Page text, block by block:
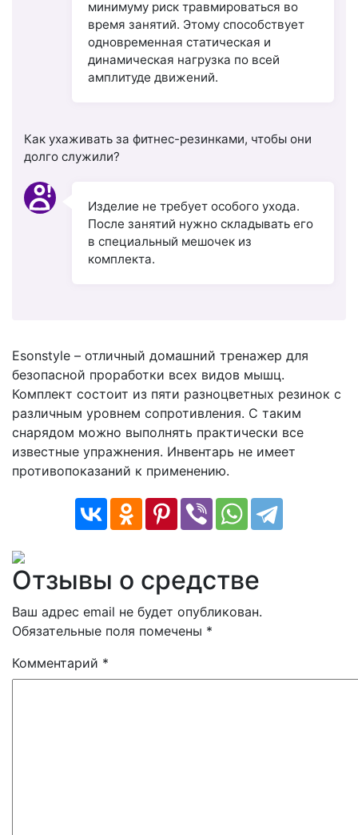
минимуму риск травмироваться во
время занятий. Этому способствует
одновременная статическая и
динамическая нагрузка по всей
амплитуде движений.
Как ухаживать за фитнес-резинками, чтобы они
долго служили?
Изделие не требует особого ухода.
После занятий нужно складывать его
в специальный мешочек из
комплекта.
Esonstyle – отличный домашний тренажер для
безопасной проработки всех видов мышц.
Комплект состоит из пяти разноцветных резинок с
различным уровнем сопротивления. С таким
снарядом можно выполнять практически все
известные упражнения. Инвентарь не имеет
противопоказаний к применению.
Отзывы о средстве
Ваш адрес email не будет опубликован.
Обязательные поля помечены *
Комментарий *